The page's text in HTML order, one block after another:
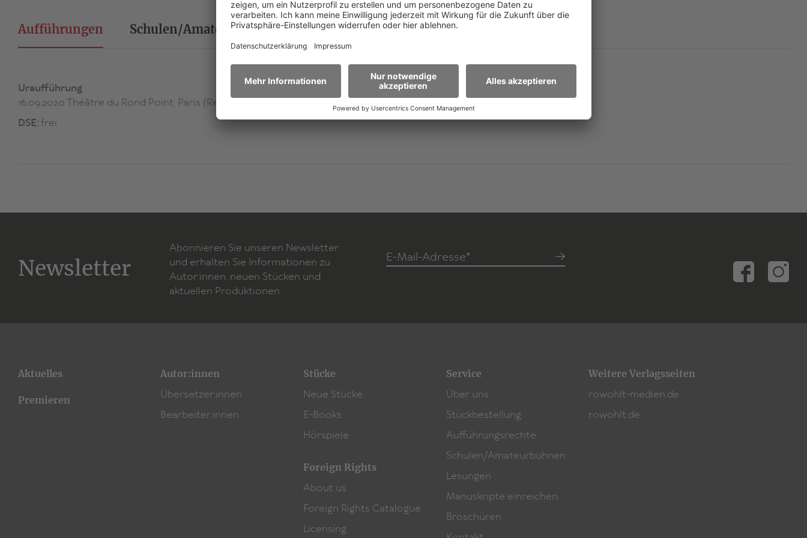
Krieg, Demokratie und immer wieder menschliche Schwäche: Hervé Le Telliers
und tragikomisch Charles als rührenden, unbeholfenen Wiedergänger seines
Helden.
Aufführungen Schulen/Amateurtheater
Uraufführung
16.09.2020 Théâtre du Rond Point, Paris (Regie: Gilles Cohen)
DSE: frei
Newsletter
Abonnieren Sie unseren Newsletter
und erhalten Sie Informationen zu
Autor:innen, neuen Stücken und
aktuellen Produktionen.
E-Mail-Adresse*
Aktuelles
Premieren
Autor:innen
Übersetzer:innen
Bearbeiter:innen
Stücke
Neue Stücke
E-Books
Hörspiele
Foreign Rights
About us
Foreign Rights Catalogue
Licensing
Service
Über uns
Stückbestellung
Aufführungsrechte
Schulen/Amateurbühnen
Lesungen
Manuskripte einreichen
Broschüren
Weitere Verlagsseiten
rowohlt-medien.de
rowohlt.de